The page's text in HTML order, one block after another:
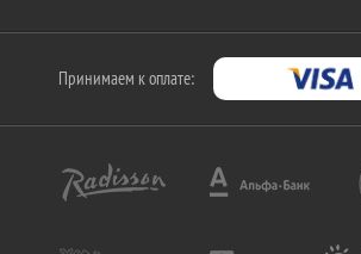
Принимаем к оплате: